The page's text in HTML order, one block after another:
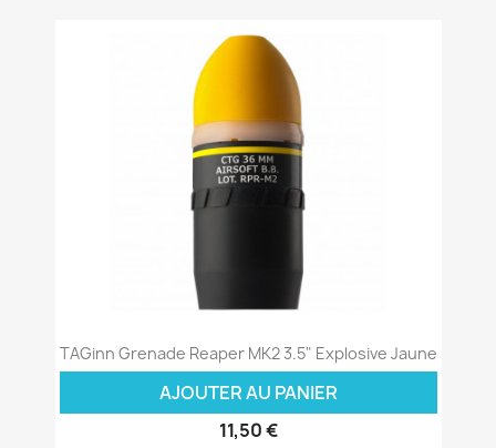
TAGinn Grenade Reaper MK2 3.5" Explosive Jaune
AJOUTER AU PANIER
11,50 €